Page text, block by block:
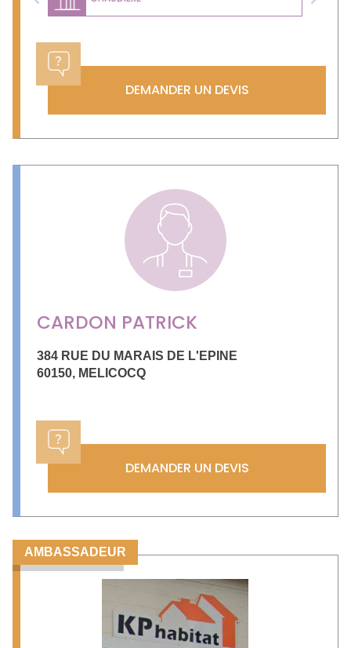
Previous Next
DEMANDER UN DEVIS
CARDON PATRICK
384 RUE DU MARAIS DE L'EPINE
60150, MELICOCQ
DEMANDER UN DEVIS
AMBASSADEUR